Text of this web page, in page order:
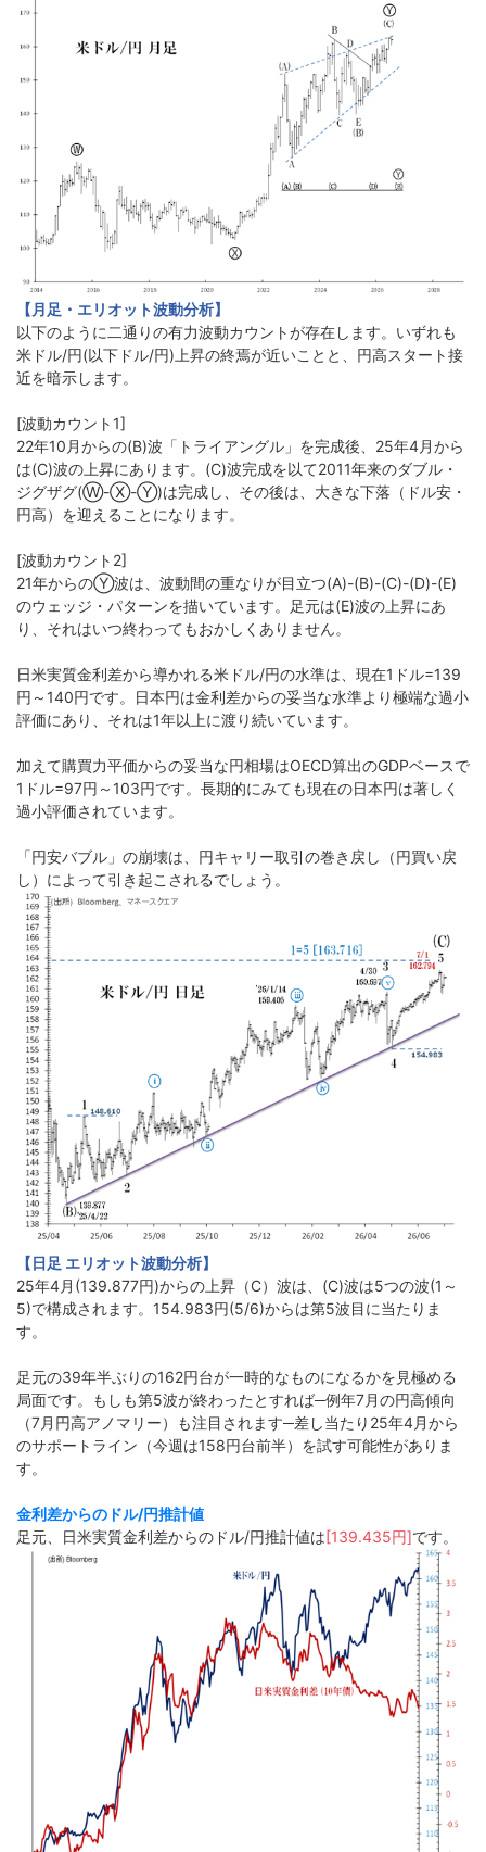
【月足・エリオット波動分析】
以下のように二通りの有力波動カウントが存在します。いずれも
米ドル/円(以下ドル/円)上昇の終焉が近いことと、円高スタート接
近を暗示します。
[波動カウント1]
22年10月からの(B)波「トライアングル」を完成後、25年4月から
は(C)波の上昇にあります。(C)波完成を以て2011年来のダブル・
ジグザグ(Ⓦ-Ⓧ-Ⓨ)は完成し、その後は、大きな下落（ドル安・
円高）を迎えることになります。
[波動カウント2]
21年からのⓎ波は、波動間の重なりが目立つ(A)-(B)-(C)-(D)-(E)
のウェッジ・パターンを描いています。足元は(E)波の上昇にあ
り、それはいつ終わってもおかしくありません。
日米実質金利差から導かれる米ドル/円の水準は、現在1ドル=139
円～140円です。日本円は金利差からの妥当な水準より極端な過小
評価にあり、それは1年以上に渡り続いています。
加えて購買力平価からの妥当な円相場はOECD算出のGDPベースで
1ドル=97円～103円です。長期的にみても現在の日本円は著しく
過小評価されています。
「円安バブル」の崩壊は、円キャリー取引の巻き戻し（円買い戻
し）によって引き起こされるでしょう。
【日足 エリオット波動分析】
25年4月(139.877円)からの上昇（C）波は、(C)波は5つの波(1～
5)で構成されます。154.983円(5/6)からは第5波目に当たりま
す。
足元の39年半ぶりの162円台が一時的なものになるかを見極める
局面です。もしも第5波が終わったとすれば─例年7月の円高傾向
（7月円高アノマリー）も注目されます─差し当たり25年4月から
のサポートライン（今週は158円台前半）を試す可能性がありま
す。
金利差からのドル/円推計値
足元、日米実質金利差からのドル/円推計値は[139.435円]です。